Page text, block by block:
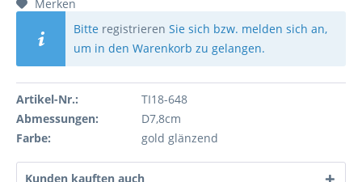
Merken
Bitte registrieren Sie sich bzw. melden sich an,
um in den Warenkorb zu gelangen.
Artikel-Nr.:
TI18-648
Abmessungen:
D7,8cm
Farbe:
gold glänzend
Kunden kauften auch